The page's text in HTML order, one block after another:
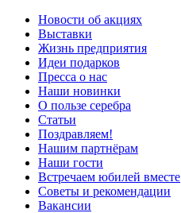
Новости об акциях
Выставки
Жизнь предприятия
Идеи подарков
Пресса о нас
Наши новинки
О пользе серебра
Статьи
Поздравляем!
Нашим партнёрам
Наши гости
Встречаем юбилей вместе
Советы и рекомендации
Вакансии